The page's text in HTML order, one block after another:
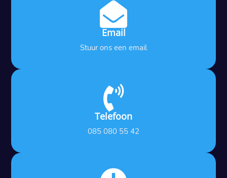

Email
Stuur ons een email

Telefoon
085 080 55 42